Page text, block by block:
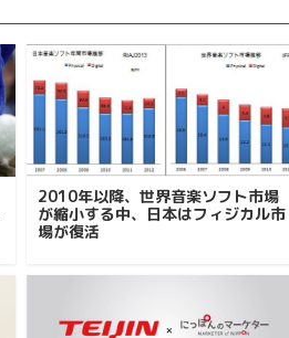
2010年以降、世界音楽ソフト市場
が縮小する中、日本はフィジカル市
場が復活